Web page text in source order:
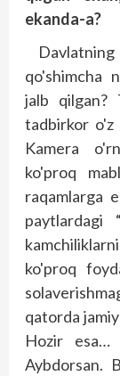
ekanda-a?
qo'shimcha
jalb qilgan?
tadbirkor o'z
Kamera
ko'proq
raqamlarga
paytlardagi
ko'proq
qatorda
Hozir esa…
Aybdorsan.